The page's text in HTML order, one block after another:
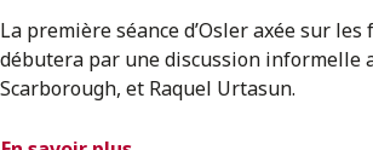
La première séance d’Osler axée sur les
débutera par une discussion informelle
Scarborough, et Raquel Urtasun.